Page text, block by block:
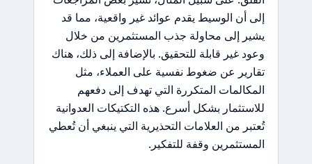
إلى أن الوسيط يقدم عوائد غير واقعية، مما قد
يشير إلى محاولة جذب المستثمرين من خلال
وعود غير قابلة للتحقيق. بالإضافة إلى ذلك، هناك
تقارير عن ضغوط نفسية على العملاء، مثل
المكالمات المتكررة التي تهدف إلى دفعهم
للاستثمار بشكل أسرع. هذه التكتيكات العدوانية
تُعتبر من العلامات التحذيرية التي ينبغي أن تُعطي
المستثمرين وقفة للتفكير.